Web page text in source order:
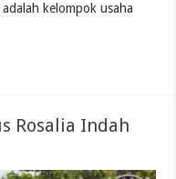
adalah kelompok usaha
Rosalia Indah